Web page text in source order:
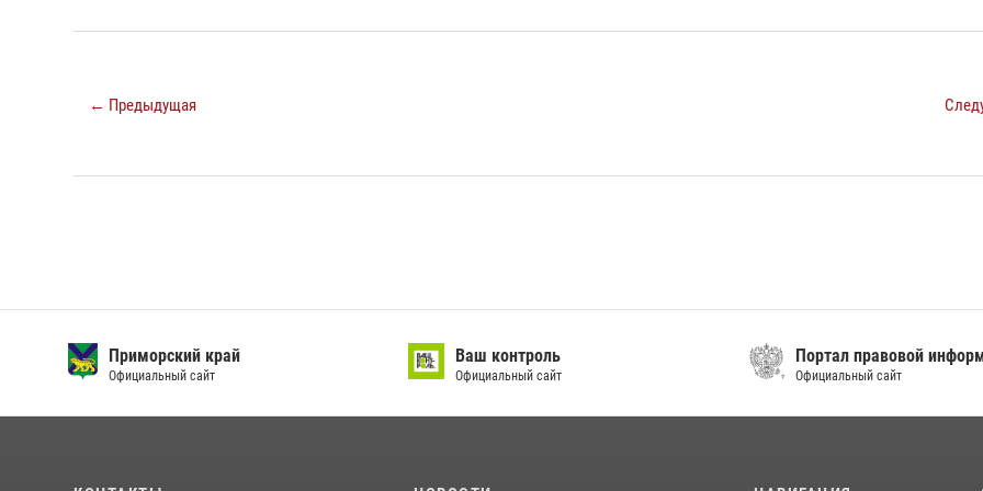
← Предыдущая
Приморский край
Официальный сайт
Ваш контроль
Официальный сайт
Портал правовой
Официальный сайт